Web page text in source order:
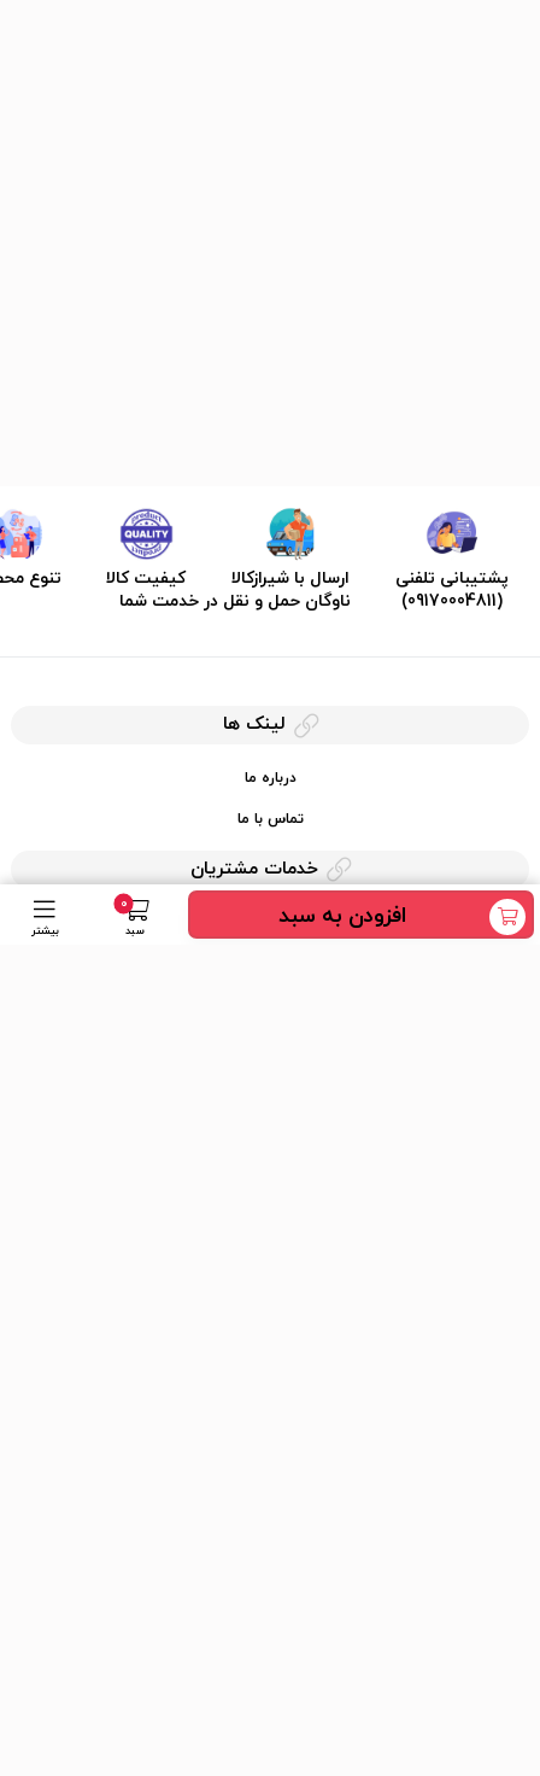
افزودن به سبد 0
سبد بیشتر
پشتیبانی تلفنی
(09170004811)
ارسال با شیرازکالا
ناوگان حمل و نقل در خدمت شما
کیفیت کالا تنوع
لینک ها
درباره ما
تماس با ما
خدمات مشتریان
حریم خصوصی